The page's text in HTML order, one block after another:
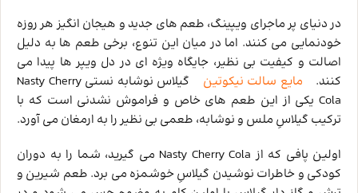
در دنیای پر ماجرای ویپینگ، طعم ‌های جدید و هیجان ‌انگیز هر روزه
خودنمایی می‌ کنند. اما در میان این تنوع، برخی طعم‌ ها به دلیل
اصالت و کیفیت بی ‌نظیر، جایگاه ویژه ‌ای در دل ویپر ها پیدا می
‌کنند.
مایع سالت نیکوتین
گیلاس نوشابه نستی Nasty Cherry
Cola یکی از این طعم‌ های خاص و فراموش ‌نشدنی است که با
ترکیب گیلاسِ ملس و نوشابه، طعمی بی ‌نظیر را به ارمغان می‌ آورد.
اولین پافی که از Nasty Cherry Cola می‌ گیرید، شما را به دوران
کودکی و خاطرات نوشیدن گیلاسِ خوشمزه می ‌برد. طعم شیرین و